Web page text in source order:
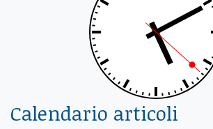
Calendario articoli